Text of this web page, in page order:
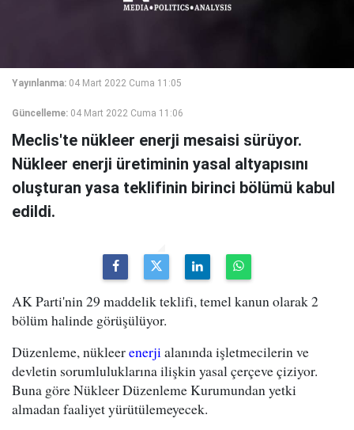
Yayınlanma: 04 Mart 2022 Cuma 11:05
Güncelleme: 04 Mart 2022 Cuma 11:06
Meclis'te nükleer enerji mesaisi sürüyor.
Nükleer enerji üretiminin yasal altyapısını
oluşturan yasa teklifinin birinci bölümü kabul
edildi.
AK Parti'nin 29 maddelik teklifi, temel kanun olarak 2
bölüm halinde görüşülüyor.
Düzenleme, nükleerenerjialanında işletmecilerin ve
devletin sorumluluklarına ilişkin yasal çerçeve çiziyor.
Buna göre Nükleer Düzenleme Kurumundan yetki
almadan faaliyet yürütülemeyecek.